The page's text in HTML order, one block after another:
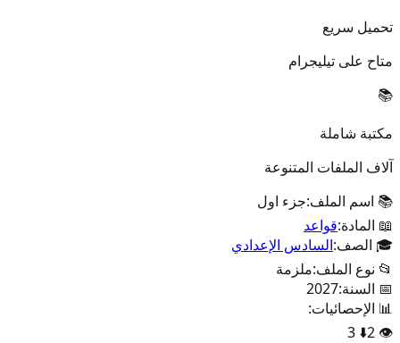
تحميل سريع
متاح على تيليجرام
📚
مكتبة شاملة
آلاف الملفات المتنوعة
📚 اسم الملف:جزء اول
📖 المادة:قواعد
🎓 الصف:السادس الإعدادي
📂 نوع الملف:ملزمة
📅 السنة:2027
📊 الإحصائيات:
👁️
2
⬇️
3